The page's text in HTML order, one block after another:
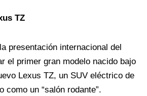
TZ
presentación internacional del
el primer gran modelo nacido bajo
Lexus TZ, un SUV eléctrico de
como un “salón rodante”.